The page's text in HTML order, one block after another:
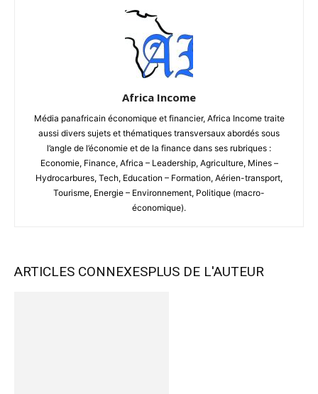
Africa Income
Média panafricain économique et financier, Africa Income traite
aussi divers sujets et thématiques transversaux abordés sous
l’angle de l’économie et de la finance dans ses rubriques :
Economie, Finance, Africa – Leadership, Agriculture, Mines –
Hydrocarbures, Tech, Education – Formation, Aérien-transport,
Tourisme, Energie – Environnement, Politique (macro-
économique).
ARTICLES CONNEXESPLUS DE L'AUTEUR